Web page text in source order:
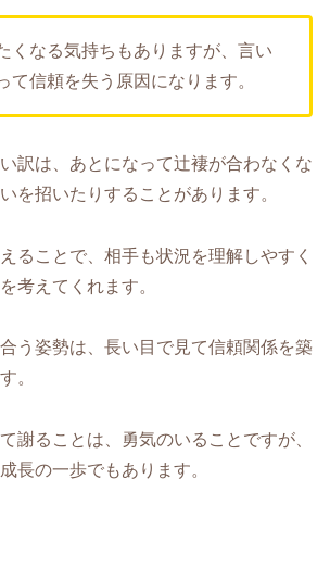
くなる気持ちもありますが、言い
て信頼を失う原因になります。
訳は、あとになって辻褄が合わなくな
を招いたりすることがあります。
ることで、相手も状況を理解しやすく
考えてくれます。
う姿勢は、長い目で見て信頼関係を築
。
謝ることは、勇気のいることですが、
長の一歩でもあります。